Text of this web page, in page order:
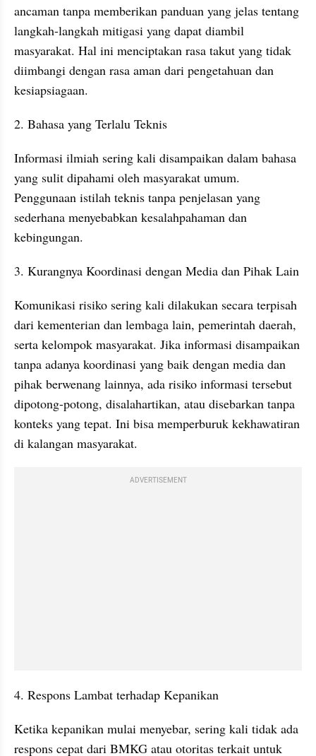
ancaman tanpa memberikan panduan yang jelas tentang
langkah-langkah mitigasi yang dapat diambil
masyarakat. Hal ini menciptakan rasa takut yang tidak
diimbangi dengan rasa aman dari pengetahuan dan
kesiapsiagaan.
2. Bahasa yang Terlalu Teknis
Informasi ilmiah sering kali disampaikan dalam bahasa
yang sulit dipahami oleh masyarakat umum.
Penggunaan istilah teknis tanpa penjelasan yang
sederhana menyebabkan kesalahpahaman dan
kebingungan.
3. Kurangnya Koordinasi dengan Media dan Pihak Lain
Komunikasi risiko sering kali dilakukan secara terpisah
dari kementerian dan lembaga lain, pemerintah daerah,
serta kelompok masyarakat. Jika informasi disampaikan
tanpa adanya koordinasi yang baik dengan media dan
pihak berwenang lainnya, ada risiko informasi tersebut
dipotong-potong, disalahartikan, atau disebarkan tanpa
konteks yang tepat. Ini bisa memperburuk kekhawatiran
di kalangan masyarakat.
ADVERTISEMENT
4. Respons Lambat terhadap Kepanikan
Ketika kepanikan mulai menyebar, sering kali tidak ada
respons cepat dari BMKG atau otoritas terkait untuk